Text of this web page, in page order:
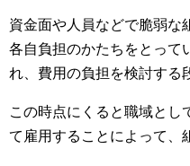
資金面や人員などで脆弱な
各自負担のかたちをとって
れ、費用の負担を検討する
この時点にくると職域とし
て雇用することによって、